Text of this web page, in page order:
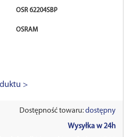
OSR 62204SBP
OSRAM
>
Dostępność towaru:dostępny
Wysyłka w 24h